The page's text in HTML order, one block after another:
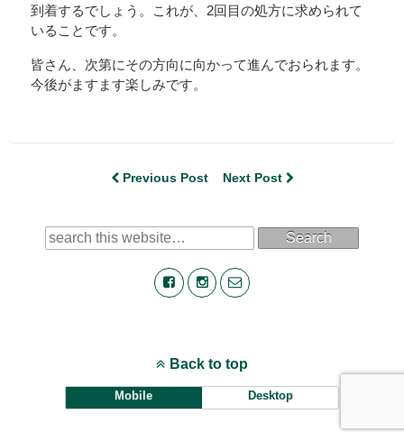
到着するでしょう。これが、2回目の処方に求められて
いることです。
皆さん、次第にその方向に向かって進んでおられます。
今後がますます楽しみです。
Previous Post Next Post
Search
Back to top
Mobile Desktop